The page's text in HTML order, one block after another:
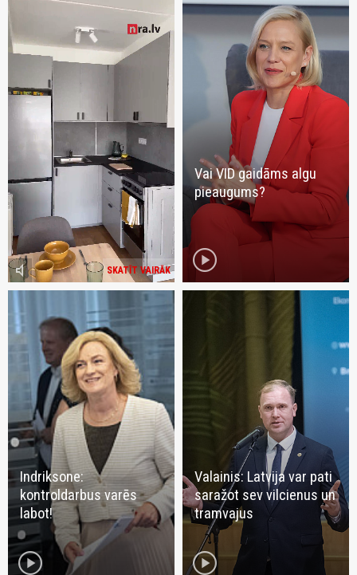
SKATĪT VAIRĀK
volume_mute
Vai VID gaidāms algu
pieaugums?
play_circle
Indriksone:
kontroldarbus varēs
labot!
play_circle
Valainis: Latvija var pati
saražot sev vilcienus un
tramvajus
play_circle